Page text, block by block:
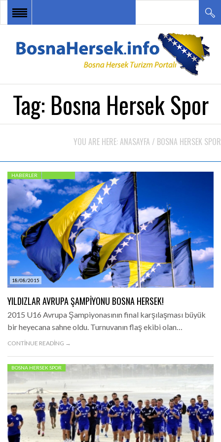
ANA SAYFA
BOSNA HERSEK TURU
DESTİNASYONLAR
ETKİNLİKLER
TURİZM ÇEŞİTLERİ
İLETİŞİM
Tag: Bosna Hersek Spor
YOU ARE HERE:ANASAYFA / BOSNA HERSEK SPOR
18/08/2015
HABERLER
YILDIZLAR AVRUPA ŞAMPIYONU BOSNA HERSEK!
2015 U16 Avrupa Şampiyonasının final karşılaşması büyük
bir heyecana sahne oldu. Turnuvanın flaş ekibi olan…
CONTINUE READING →
BOSNA HERSEK SPOR